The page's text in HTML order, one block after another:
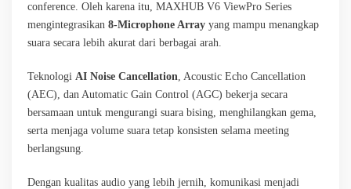
conference. Oleh karena itu, MAXHUB V6 ViewPro Series
mengintegrasikan 8-Microphone Array yang mampu menangkap
suara secara lebih akurat dari berbagai arah.
Teknologi AI Noise Cancellation, Acoustic Echo Cancellation
(AEC), dan Automatic Gain Control (AGC) bekerja secara
bersamaan untuk mengurangi suara bising, menghilangkan gema,
serta menjaga volume suara tetap konsisten selama meeting
berlangsung.
Dengan kualitas audio yang lebih jernih, komunikasi menjadi